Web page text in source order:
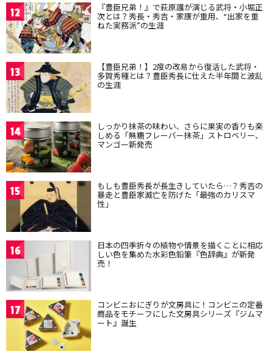
12 『豊臣兄弟！』で萩原護が演じる武将・小堀正
次とは？秀長・秀吉・家康が重用、“出家を重
ねた実務派”の生涯
13 【豊臣兄弟！】2度の改易から復活した武将・
多賀秀種とは？豊臣秀長に仕えた半年間と波乱
の生涯
14 しっかり抹茶の味わい、さらに果実の香りも楽
しめる「無糖フレーバー抹茶」ストロベリー、
マンゴー新発売
15 もしも豊臣秀長が長生きしていたら…？秀吉の
暴走と豊臣家滅亡を防げた「最強のカリスマ
性」
16 日本の四季折々の植物や情景を描くことに相応
しい色を集めた水彩色鉛筆『色辞典』が新発
売！
17 コンビニおにぎりが文房具に！コンビニの定番
商品をモチーフにした文房具シリーズ『ジムマ
ート』誕生